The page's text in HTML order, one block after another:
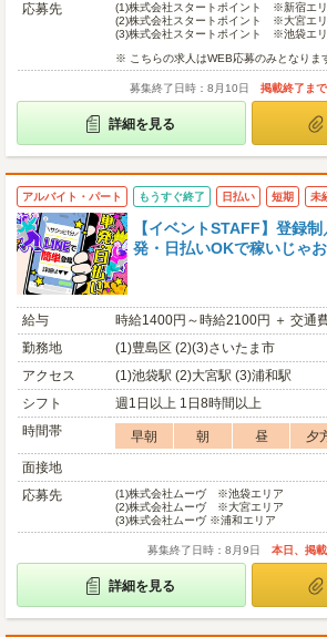
応募先
(1)株式会社スタートポイント ※新宿エ
(2)株式会社スタートポイント ※大宮エ
(3)株式会社スタートポイント ※池袋エ
※ こちらの求人はWEB応募のみとなりま
募集終了日時：8月10日 掲載終了ま
詳細を見る
アルバイト・パート もうすぐ終了 日払い 短期 未
【イベントSTAFF】登録
発・日払いOKで稼いじゃ
給与
時給1400円～時給2100円 ＋ 交通
勤務地
(1)豊島区 (2)(3)さいたま市
アクセス
(1)池袋駅 (2)大宮駅 (3)浦和駅
シフト
週1日以上 1日8時間以上
時間帯
早朝 朝 昼 夕
面接地
応募先
(1)株式会社ムーヴ ※池袋エリア
(2)株式会社ムーヴ ※大宮エリア
(3)株式会社ムーヴ ※浦和エリア
募集終了日時：8月9日 本日、掲
詳細を見る